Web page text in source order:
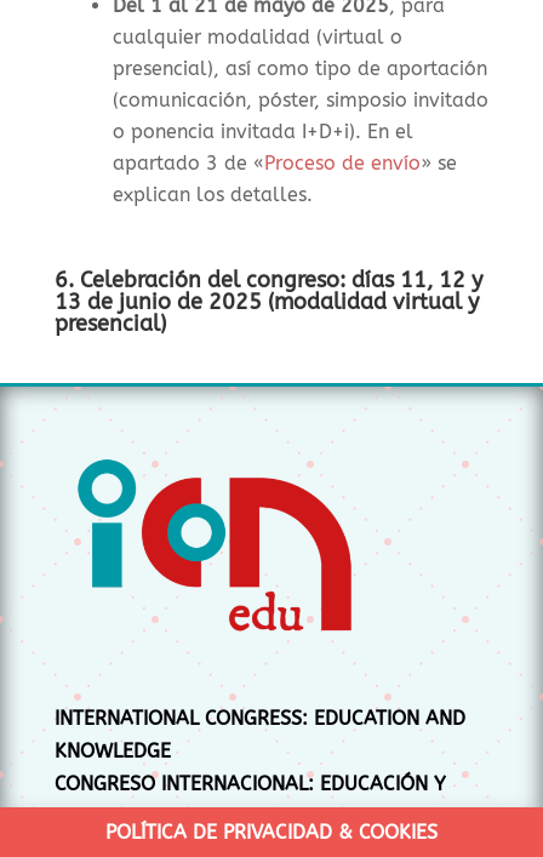
Del 1 al 21 de mayo de 2025, para
cualquier modalidad (virtual o
presencial), así como tipo de aportación
(comunicación, póster, simposio invitado
o ponencia invitada I+D+i). En el
apartado 3 de «Proceso de envío» se
explican los detalles.
6. Celebración del congreso: días 11, 12 y
13 de junio de 2025 (modalidad virtual y
presencial)
INTERNATIONAL CONGRESS: EDUCATION AND
KNOWLEDGE
CONGRESO INTERNACIONAL: EDUCACIÓN Y
CONOCIMIENTO
POLÍTICA DE PRIVACIDAD & COOKIES